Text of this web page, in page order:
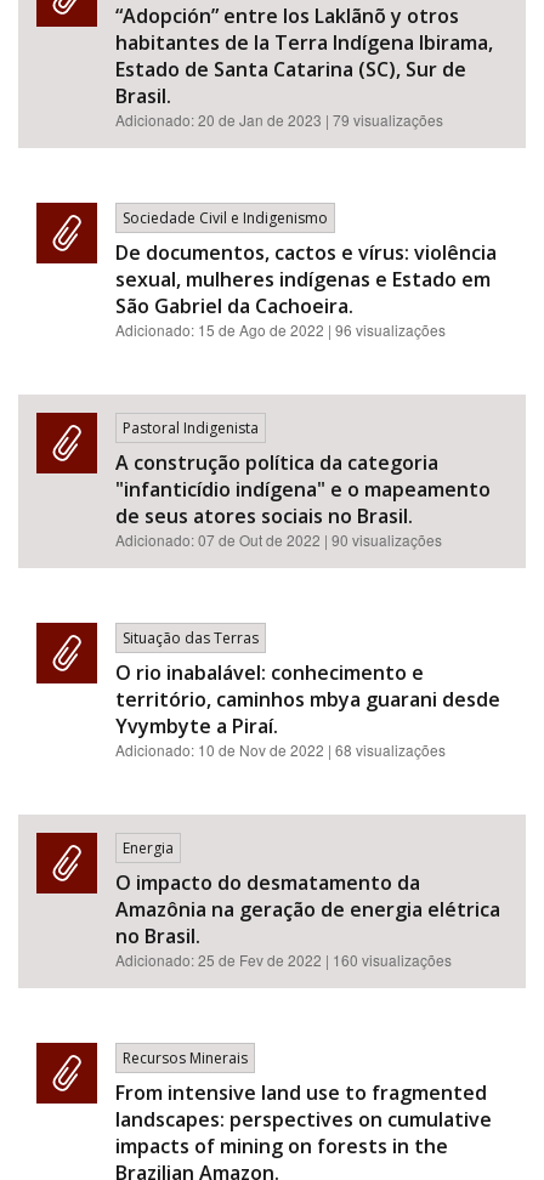
“Adopción” entre los Laklãnõ y otros
habitantes de la Terra Indígena Ibirama,
Estado de Santa Catarina (SC), Sur de
Brasil.
Adicionado:20 de Jan de 2023 | 79 visualizações
Sociedade Civil e Indigenismo
De documentos, cactos e vírus: violência
sexual, mulheres indígenas e Estado em
São Gabriel da Cachoeira.
Adicionado: 15 de Ago de 2022 | 96 visualizações
Pastoral Indigenista
A construção política da categoria
"infanticídio indígena" e o mapeamento
de seus atores sociais no Brasil.
Adicionado:07 de Out de 2022 | 90 visualizações
Situação das Terras
O rio inabalável: conhecimento e
território, caminhos mbya guarani desde
Yvymbyte a Piraí.
Adicionado: 10 de Nov de 2022 | 68 visualizações
Energia
O impacto do desmatamento da
Amazônia na geração de energia elétrica
no Brasil.
Adicionado:25 de Fev de 2022 | 160 visualizações
Recursos Minerais
From intensive land use to fragmented
landscapes: perspectives on cumulative
impacts of mining on forests in the
Brazilian Amazon.